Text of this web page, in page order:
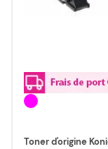
Toner d'origine